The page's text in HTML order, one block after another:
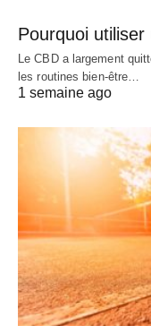
Pourquoi
Le CBD a largement
les routines bien-être…
1 semaine ago